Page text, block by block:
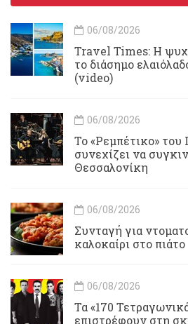
06/08/2026
Travel Times: H
το διάσημο
(video)
06/08/2026
Το «Ρεμπέτικο»
συνεχίζει να
Θεσσαλονίκη
06/08/2026
Συνταγή για
καλοκαίρι στο πιάτο
06/08/2026
Τα «170
επιστρέφουν στη